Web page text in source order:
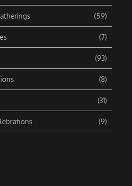
(59)
(7)
(93)
(8)
(31)
(9)